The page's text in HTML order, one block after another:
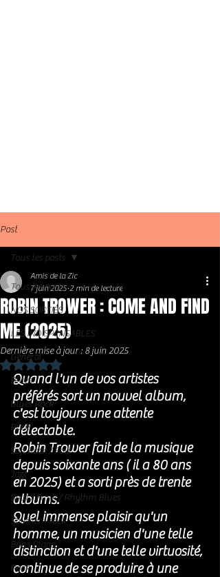
Post
Tous les posts
NOS SORTIES
LES INDISPENSABLES
Général
Blues
Blues Rock
Rock
Soft Rock / Folk
Jazz
Soul / Funk / Rhythm Blues
Southern rock
Bons Plans
Rock
Tous les posts
ROBIN TROWER : COME AND FIND
ME (2025)
Amis de la Zic
7 juin 2025 2 min de lecture
Dernière mise à jour :8 juin 2025
Noté NaN étoiles sur 5.
Quand l'un de vos artistes
préférés sort un nouvel album,
c'est toujours une attente
délectable.
Robin Trower fait de la musique
depuis soixante ans ( il a 80 ans
en 2025) et a sorti près de trente
albums.
Quel immense plaisir qu'un
homme, un musicien d'une telle
distinction et d'une telle virtuosité,
continue de se produire à une